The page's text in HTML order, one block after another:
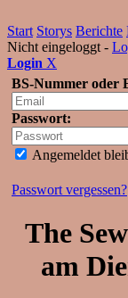
Start Storys Berichte
Nicht eingeloggt -
Login X
BS-Nummer oder
Passwort:
Angemeldet
Passwort vergessen?
The
am